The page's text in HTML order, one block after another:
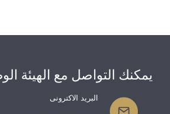
يمكنك التواصل مع الهيئة
البريد الاكترونى